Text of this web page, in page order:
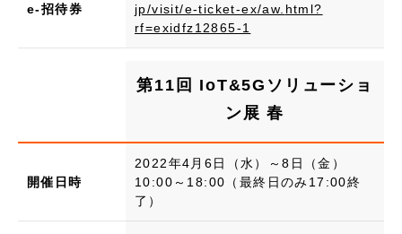
e-招待券
jp/visit/e-ticket-ex/aw. html?
rf=exidfz12865-1
第11回 IoT&5Gソリューショ
ン展 春
開催日時
2022年4月6日（水）～8日（金）
10:00～18:00（最終日のみ17:00終
了）